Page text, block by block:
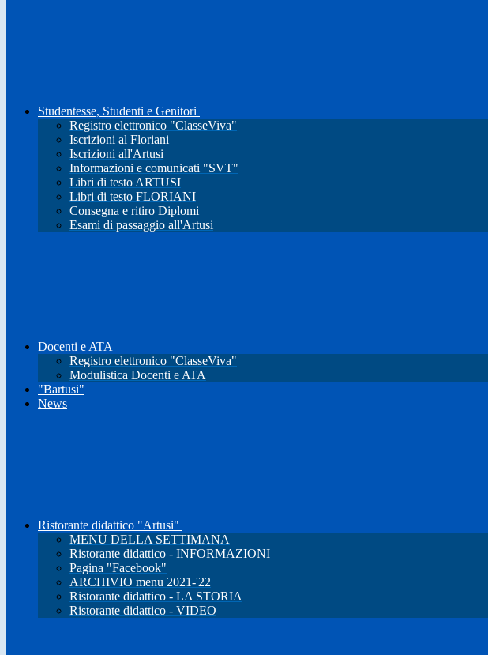
Studentesse, Studenti e Genitori
Registro elettronico "ClasseViva"
Iscrizioni al Floriani
Iscrizioni all'Artusi
Informazioni e comunicati "SVT"
Libri di testo ARTUSI
Libri di testo FLORIANI
Consegna e ritiro Diplomi
Esami di passaggio all'Artusi
Docenti e ATA
Registro elettronico "ClasseViva"
Modulistica Docenti e ATA
"Bartusi"
News
Ristorante didattico "Artusi"
MENU DELLA SETTIMANA
Ristorante didattico - INFORMAZIONI
Pagina "Facebook"
ARCHIVIO menu 2021-'22
Ristorante didattico - LA STORIA
Ristorante didattico - VIDEO